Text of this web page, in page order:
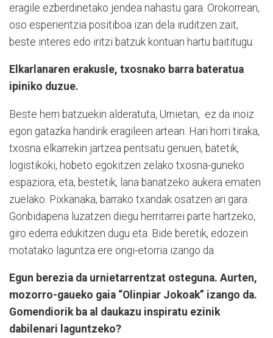
eragile ezberdinetako jendea nahastu gara. Orokorrean,
oso esperientzia positiboa izan dela iruditzen zait,
beste interes edo iritzi batzuk kontuan hartu baititugu.
Elkarlanaren erakusle, txosnako barra bateratua
ipiniko duzue.
Beste herri batzuekin alderatuta, Urnietan, ez da inoiz
egon gatazka handirik eragileen artean. Hari horri tiraka,
txosna elkarrekin jartzea pentsatu genuen, batetik,
logistikoki, hobeto egokitzen zelako txosna-guneko
espaziora, eta, bestetik, lana banatzeko aukera ematen
zuelako. Pixkanaka, barrako txandak osatzen ari gara.
Gonbidapena luzatzen diegu herritarrei parte hartzeko,
giro ederra edukitzen dugu eta. Bide beretik, edozein
motatako laguntza ere ongi-etorria izango da.
Egun berezia da urnietarrentzat osteguna. Aurten,
mozorro-gaueko gaia “Olinpiar Jokoak” izango da.
Gomendiorik ba al daukazu inspiratu ezinik
dabilenari laguntzeko?